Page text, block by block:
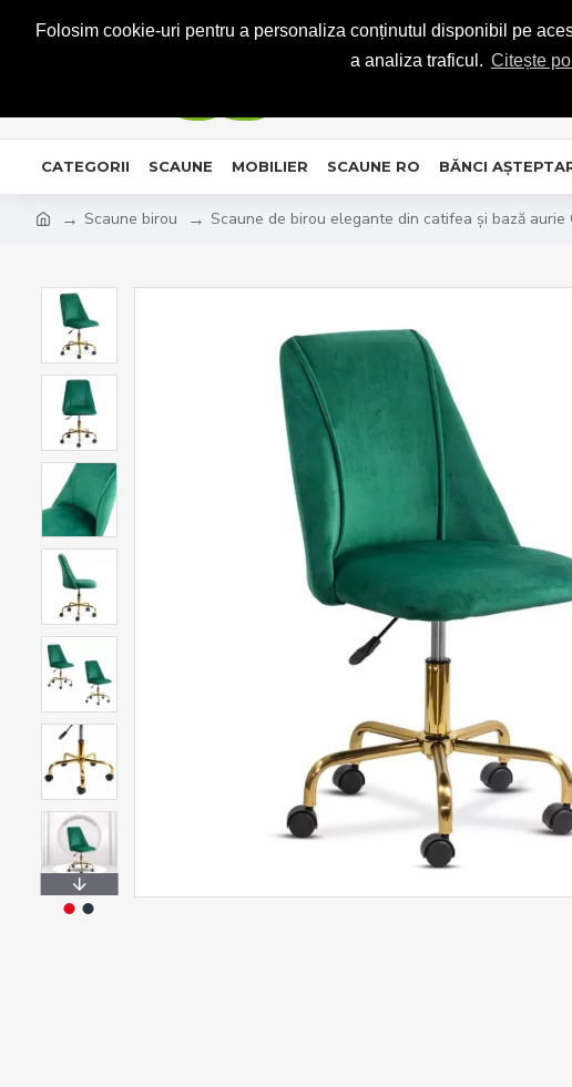
Folosim cookie-uri pentru a personaliza conținutul disponibil pe
a analiza traficul. Citește
CATEGORII SCAUNE MOBILIER SCAUNE RO BĂNCI
Scaune birou Scaune de birou elegante din catifea și bază aurie